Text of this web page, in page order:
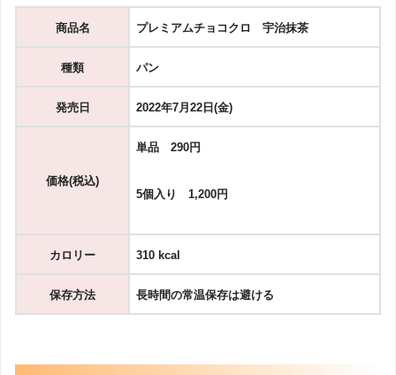
商品名 プレミアムチョコクロ 宇治抹茶
種類 パン
発売日 2022年7月22日(金)
価格(税込)
単品 290円
5個入り 1,200円
カロリー 310 kcal
保存方法 長時間の常温保存は避ける